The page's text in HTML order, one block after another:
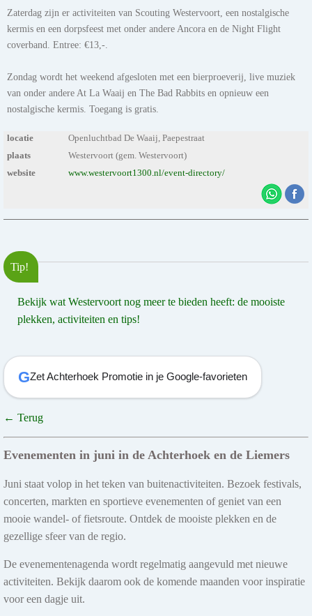
Zaterdag zijn er activiteiten van Scouting Westervoort, een nostalgische
kermis en een dorpsfeest met onder andere Ancora en de Night Flight
coverband. Entree: €13,-.
Zondag wordt het weekend afgesloten met een bierproeverij, live muziek
van onder andere At La Waaij en The Bad Rabbits en opnieuw een
nostalgische kermis. Toegang is gratis.
locatie
Openluchtbad De Waaij, Paepestraat
plaats
Westervoort (gem. Westervoort)
website
www.westervoort1300.nl/event-directory/
Tip!
Bekijk wat Westervoort nog meer te bieden heeft: de mooiste
plekken, activiteiten en tips!
GZet Achterhoek Promotie in je Google-favorieten
← Terug
Evenementen in juni in de Achterhoek en de Liemers
Juni staat volop in het teken van buitenactiviteiten. Bezoek festivals,
concerten, markten en sportieve evenementen of geniet van een
mooie wandel- of fietsroute. Ontdek de mooiste plekken en de
gezellige sfeer van de regio.
De evenementenagenda wordt regelmatig aangevuld met nieuwe
activiteiten. Bekijk daarom ook de komende maanden voor inspiratie
voor een dagje uit.